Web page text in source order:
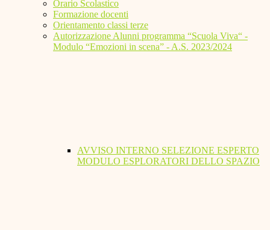
Orario Scolastico
Formazione docenti
Orientamento classi terze
Autorizzazione Alunni programma “Scuola Viva“ -
Modulo “Emozioni in scena” - A.S. 2023/2024
AVVISO INTERNO SELEZIONE ESPERTO
MODULO ESPLORATORI DELLO SPAZIO